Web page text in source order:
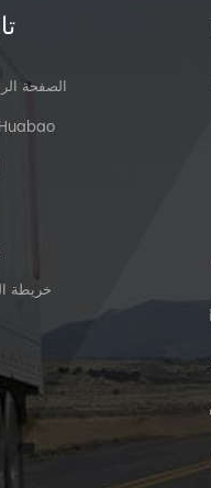
الصفحة
حول Huabao
خريطة